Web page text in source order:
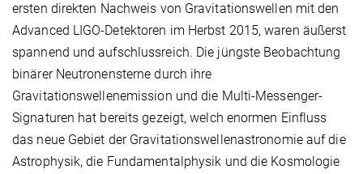
ersten direkten Nachweis von Gravitationswellen mit den
Advanced LIGO-Detektoren im Herbst 2015, waren äußerst
spannend und aufschlussreich. Die jüngste Beobachtung
binärer Neutronensterne durch ihre
Gravitationswellenemission und die Multi-Messenger-
Signaturen hat bereits gezeigt, welch enormen Einfluss
das neue Gebiet der Gravitationswellenastronomie auf die
Astrophysik, die Fundamentalphysik und die Kosmologie